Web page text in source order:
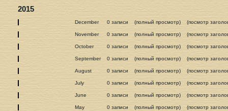
2015
December 0 записи (полный просмотр) (посмотр
November 0 записи (полный просмотр) (посмотр
October 0 записи (полный просмотр) (посмотр
September 0 записи (полный просмотр) (посмотр
August 0 записи (полный просмотр) (посмотр
July 0 записи (полный просмотр) (посмотр
June 0 записи (полный просмотр) (посмотр
May 0 записи (полный просмотр) (посмотр